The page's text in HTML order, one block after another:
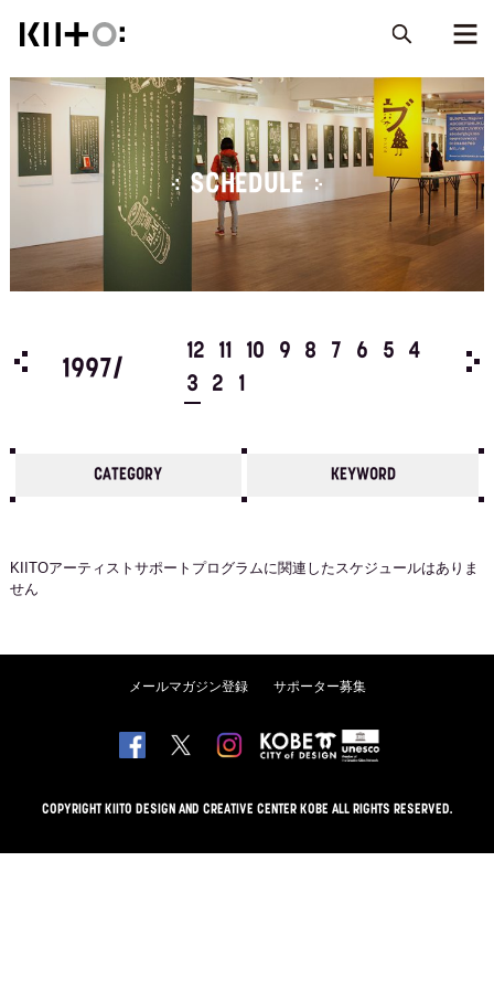
SCHEDULE
4
1997/
12 11 10 9 8 7 6 5
4
3
2 1
CATEGORY KEYWORD
KIITOアーティストサポートプログラムに関連したスケジュールはありま
せん
メールマガジン登録 サポーター募集
COPYRIGHT KIITO DESIGN AND CREATIVE CENTER KOBE ALL RIGHTS RESERVED.